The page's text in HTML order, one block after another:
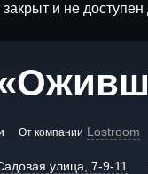
и не
От компании Lostroom
улица, 7-9-11